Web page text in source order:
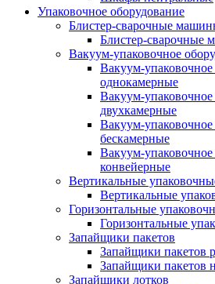
Упаковочное оборудование
Блистер-сварочные
Блистер-сварочные
Вакуум-упаковочное
Вакуум-
однокамерные
Вакуум-
двухкамерные
Вакуум-
беcкамерные
Вакуум-
конвейерные
Вертикальные
Вертикальные
Горизонтальные
Горизонтальные
Запайщики пакетов
Запайщики пакетов
Запайщики пакетов
Запайщики лотков